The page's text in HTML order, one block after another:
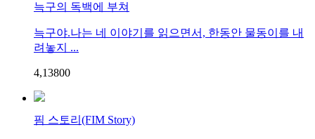
늑구의 독백에 부쳐
늑구야.나는 네 이야기를 읽으면서, 한동안 물동이를 내
려놓지 ...
4,13800
핌 스토리(FIM Story)